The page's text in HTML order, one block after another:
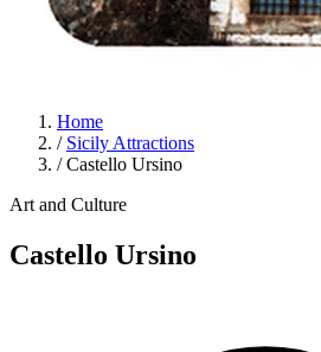
Home
/ Sicily Attractions
/ Castello Ursino
Art and Culture
Castello Ursino